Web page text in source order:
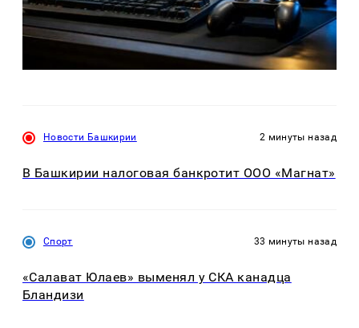
Новости Башкирии 2 минуты назад
В Башкирии налоговая банкротит ООО «Магнат»
Спорт 33 минуты назад
«Салават Юлаев» выменял у СКА канадца
Бландизи